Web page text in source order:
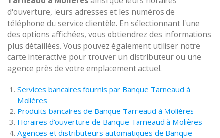
d'ouverture, leurs adresses et les numéros de
téléphone du service clientèle. En sélectionnant l'une
des options affichées, vous obtiendrez des informations
plus détaillées. Vous pouvez également utiliser notre
carte interactive pour trouver un distributeur ou une
agence près de votre emplacement actuel.
Services bancaires fournis par Banque Tarneaud à
Molières
Produits bancaires de Banque Tarneaud à Molières
Horaires d'ouverture de Banque Tarneaud à Molières
Agences et distributeurs automatiques de Banque